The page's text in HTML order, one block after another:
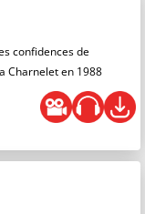
confidences de
Charnelet en 1988